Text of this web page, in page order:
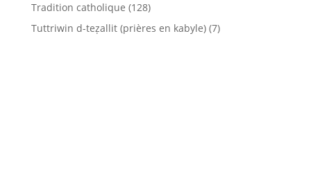
Tradition catholique (128)
Tuttriwin d-teẓallit (prières en kabyle)(7)